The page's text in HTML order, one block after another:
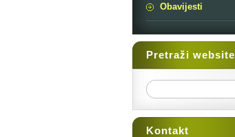
Obavijesti
Pretraži website
Kontakt